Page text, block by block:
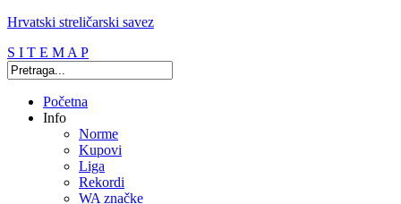
Hrvatski streličarski savez
S I T E M A P
Početna
Info
Norme
Kupovi
Liga
Rekordi
WA značke